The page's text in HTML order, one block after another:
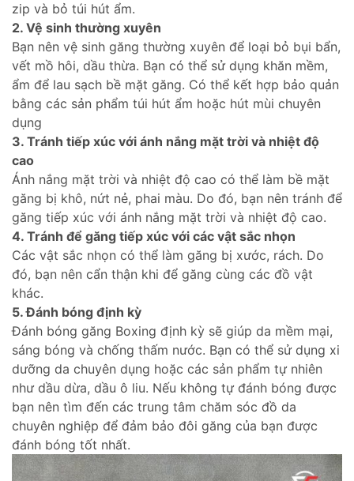
zip và bỏ túi hút ẩm.
2. Vệ sinh thường xuyên
Bạn nên vệ sinh găng thường xuyên để loại bỏ bụi bẩn,
vết mồ hôi, dầu thừa. Bạn có thể sử dụng khăn mềm,
ẩm để lau sạch bề mặt găng. Có thể kết hợp bảo quản
bằng các sản phẩm túi hút ẩm hoặc hút mùi chuyên
dụng
3. Tránh tiếp xúc với ánh nắng mặt trời và nhiệt độ
cao
Ánh nắng mặt trời và nhiệt độ cao có thể làm bề mặt
găng bị khô, nứt nẻ, phai màu. Do đó, bạn nên tránh để
găng tiếp xúc với ánh nắng mặt trời và nhiệt độ cao.
4. Tránh để găng tiếp xúc với các vật sắc nhọn
Các vật sắc nhọn có thể làm găng bị xước, rách. Do
đó, bạn nên cẩn thận khi để găng cùng các đồ vật
khác.
5. Đánh bóng định kỳ
Đánh bóng găng Boxing định kỳ sẽ giúp da mềm mại,
sáng bóng và chống thấm nước. Bạn có thể sử dụng xi
dưỡng da chuyên dụng hoặc các sản phẩm tự nhiên
như dầu dừa, dầu ô liu. Nếu không tự đánh bóng được
bạn nên tìm đến các trung tâm chăm sóc đồ da
chuyên nghiệp để đảm bảo đôi găng của bạn được
đánh bóng tốt nhất.